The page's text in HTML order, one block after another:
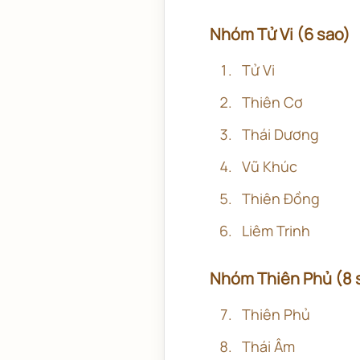
Nhóm Tử Vi (6 sao)
Tử Vi
Thiên Cơ
Thái Dương
Vũ Khúc
Thiên Đồng
Liêm Trinh
Nhóm Thiên Phủ (8
Thiên Phủ
Thái Âm